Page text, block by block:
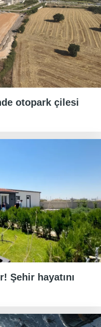
otopark çilesi
Şehir hayatını